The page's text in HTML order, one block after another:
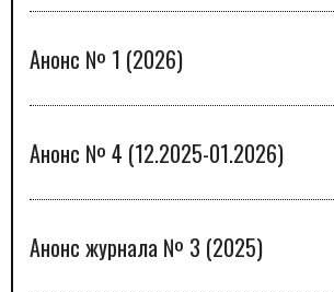
Анонс № 1 (2026)
Анонс № 4 (12.2025-01.2026)
Анонс журнала № 3 (2025)